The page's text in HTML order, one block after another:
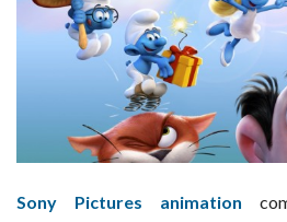
Sony Pictures animation